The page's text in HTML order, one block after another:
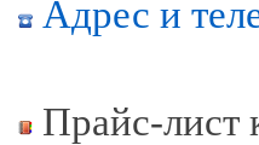
Адрес и
Прайс-лист